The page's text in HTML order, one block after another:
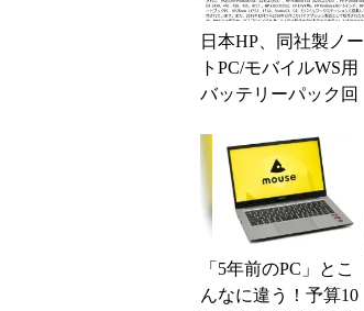
日本HP、同社製ノー
トPC/モバイルWS用
バッテリーパック回
大 新たに302個を追
加
「5年前のPC」とこ
んなに違う！予算10